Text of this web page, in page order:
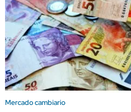
Mercado cambiario